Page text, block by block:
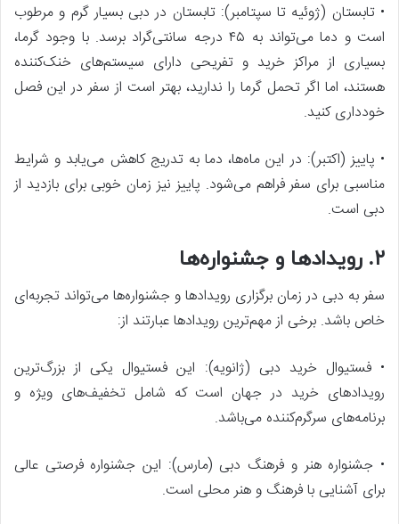
• تابستان (ژوئیه تا سپتامبر): تابستان در دبی بسیار گرم و مرطوب
است و دما می‌تواند به ۴۵ درجه سانتی‌گراد برسد. با وجود گرما،
بسیاری از مراکز خرید و تفریحی دارای سیستم‌های خنک‌کننده
هستند، اما اگر تحمل گرما را ندارید، بهتر است از سفر در این فصل
خودداری کنید.
• پاییز (اکتبر): در این ماه‌ها، دما به تدریج کاهش می‌یابد و شرایط
مناسبی برای سفر فراهم می‌شود. پاییز نیز زمان خوبی برای بازدید از
دبی است.
۲. رویدادها و جشنواره‌ها
سفر به دبی در زمان برگزاری رویدادها و جشنواره‌ها می‌تواند تجربه‌ای
خاص باشد. برخی از مهم‌ترین رویدادها عبارتند از:
• فستیوال خرید دبی (ژانویه): این فستیوال یکی از بزرگ‌ترین
رویدادهای خرید در جهان است که شامل تخفیف‌های ویژه و
برنامه‌های سرگرم‌کننده می‌باشد.
• جشنواره هنر و فرهنگ دبی (مارس): این جشنواره فرصتی عالی
برای آشنایی با فرهنگ و هنر محلی است.